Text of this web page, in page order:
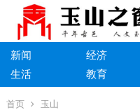
新闻 经济
生活
教育
首页 玉山